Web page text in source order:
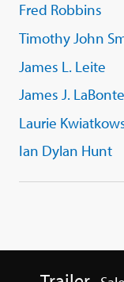
Fred Robbins
Timothy John
James L. Leite
James J. LaBonte
Laurie
Ian Dylan Hunt